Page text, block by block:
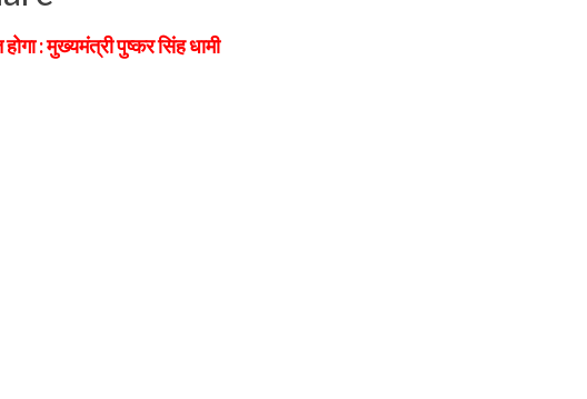
: मुख्यमंत्री पुष्कर सिंह धामी